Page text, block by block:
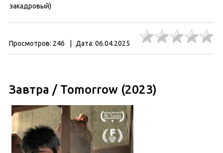
закадровый)
Просмотров: 246 Дата: 06.04.2025
Завтра / Tomorrow (2023)